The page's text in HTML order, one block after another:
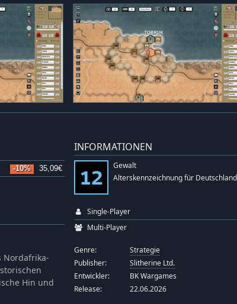
-10% 35,09€
Nordafrika-
Hin und
INFORMATIONEN
Gewalt
Alterskennzeichnung für Deutschland
Single-Player
Multi-Player
Genre:
Strategie
Publisher:
Slitherine Ltd.
Entwickler:
BK Wargames
Release:
22.06.2026